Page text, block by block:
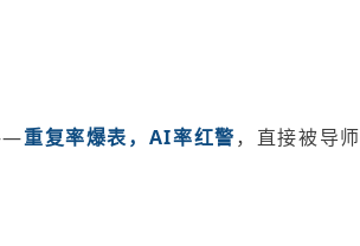
重复率爆表，AI率红警，直接被导师